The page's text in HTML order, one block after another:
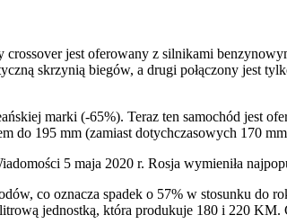
jest oferowany z silnikami
skrzynią biegów, a drugi połączony jest
marki (-65%). Teraz ten samochód jest
do 195 mm (zamiast dotychczasowych 170
5 maja 2020 r. Rosja wymieniła
co oznacza spadek o 57% w stosunku do
jednostką, która produkuje 180 i 220 KM.